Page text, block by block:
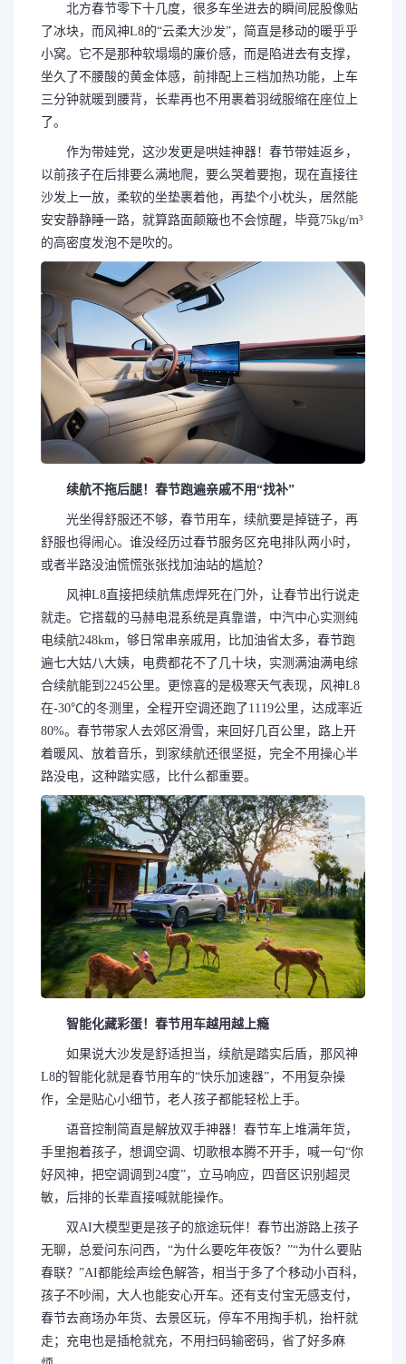
北方春节零下十几度，很多车坐进去的瞬间屁股像贴
了冰块，而风神L8的“云柔大沙发”，简直是移动的暖乎乎
小窝。它不是那种软塌塌的廉价感，而是陷进去有支撑，
坐久了不腰酸的黄金体感，前排配上三档加热功能，上车
三分钟就暖到腰背，长辈再也不用裹着羽绒服缩在座位上
了。
作为带娃党，这沙发更是哄娃神器！春节带娃返乡，
以前孩子在后排要么满地爬，要么哭着要抱，现在直接往
沙发上一放，柔软的坐垫裹着他，再垫个小枕头，居然能
安安静静睡一路，就算路面颠簸也不会惊醒，毕竟75kg/m³
的高密度发泡不是吹的。
续航不拖后腿！春节跑遍亲戚不用“找补”
光坐得舒服还不够，春节用车，续航要是掉链子，再
舒服也得闹心。谁没经历过春节服务区充电排队两小时，
或者半路没油慌慌张张找加油站的尴尬？
风神L8直接把续航焦虑焊死在门外，让春节出行说走
就走。它搭载的马赫电混系统是真靠谱，中汽中心实测纯
电续航248km，够日常串亲戚用，比加油省太多，春节跑
遍七大姑八大姨，电费都花不了几十块，实测满油满电综
合续航能到2245公里。更惊喜的是极寒天气表现，风神L8
在-30℃的冬测里，全程开空调还跑了1119公里，达成率近
80%。春节带家人去郊区滑雪，来回好几百公里，路上开
着暖风、放着音乐，到家续航还很坚挺，完全不用操心半
路没电，这种踏实感，比什么都重要。
智能化藏彩蛋！春节用车越用越上瘾
如果说大沙发是舒适担当，续航是踏实后盾，那风神
L8的智能化就是春节用车的“快乐加速器”，不用复杂操
作，全是贴心小细节，老人孩子都能轻松上手。
语音控制简直是解放双手神器！春节车上堆满年货，
手里抱着孩子，想调空调、切歌根本腾不开手，喊一句“你
好风神，把空调调到24度”，立马响应，四音区识别超灵
敏，后排的长辈直接喊就能操作。
双AI大模型更是孩子的旅途玩伴！春节出游路上孩子
无聊，总爱问东问西，“为什么要吃年夜饭？”“为什么要贴
春联？”AI都能绘声绘色解答，相当于多了个移动小百科，
孩子不吵闹，大人也能安心开车。还有支付宝无感支付，
春节去商场办年货、去景区玩，停车不用掏手机，抬杆就
走；充电也是插枪就充，不用扫码输密码，省了好多麻